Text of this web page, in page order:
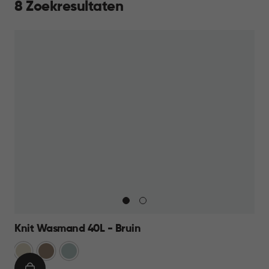
8 Zoekresultaten
Knit Wasmand 40L - Bruin
Oase
wit
Bruin
Mistig